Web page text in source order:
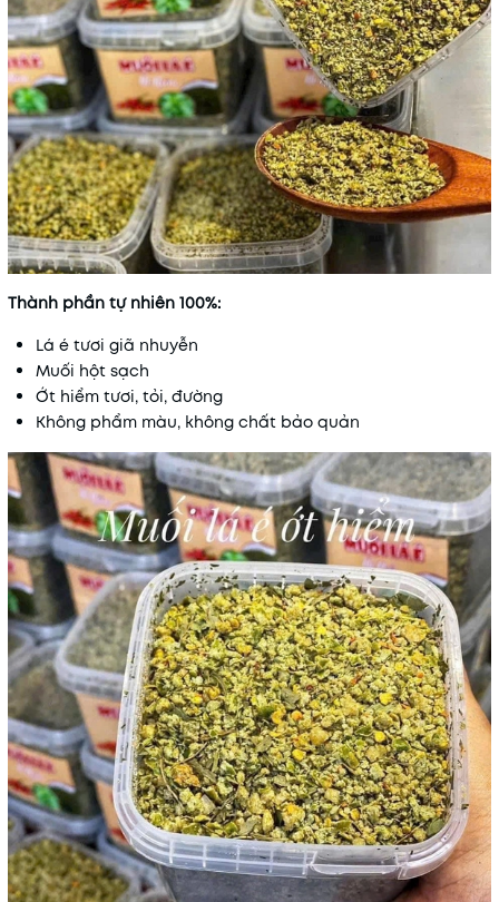
Thành phần tự nhiên 100%:
Lá é tươi giã nhuyễn
Muối hột sạch
Ớt hiểm tươi, tỏi, đường
Không phẩm màu, không chất bảo quản